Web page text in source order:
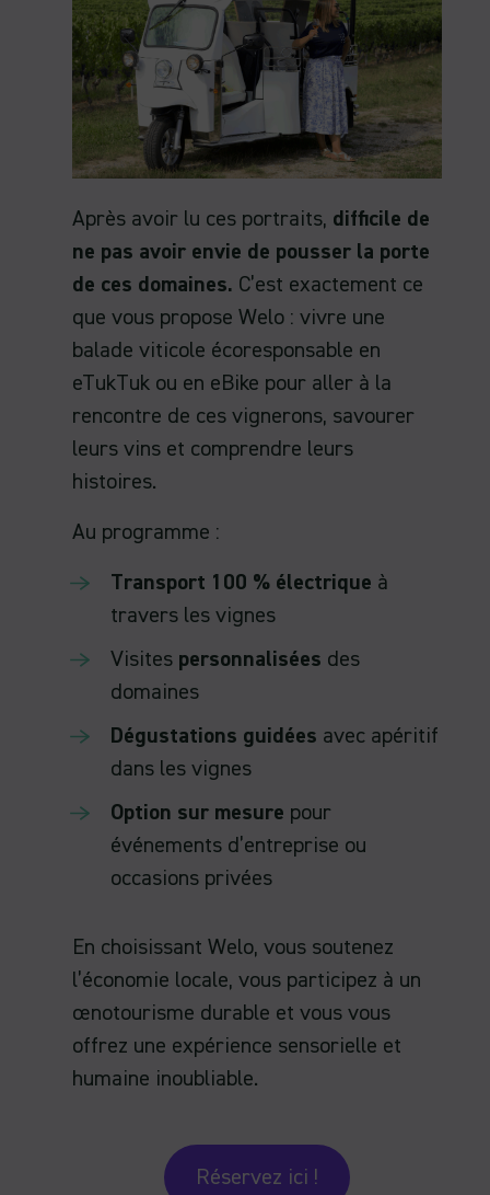
Après avoir lu ces portraits, difficile de
ne pas avoir envie de pousser la porte
de ces domaines. C’est exactement ce
que vous propose Welo : vivre une
balade viticole écoresponsable en
eTukTuk ou en eBike pour aller à la
rencontre de ces vignerons, savourer
leurs vins et comprendre leurs
histoires.
Au programme :
Transport 100 % électrique à
travers les vignes
Visites personnalisées des
domaines
Dégustations guidées avec apéritif
dans les vignes
Option sur mesure pour
événements d’entreprise ou
occasions privées
En choisissant Welo, vous soutenez
l’économie locale, vous participez à un
œnotourisme durable et vous vous
offrez une expérience sensorielle et
humaine inoubliable.
Réservez ici !